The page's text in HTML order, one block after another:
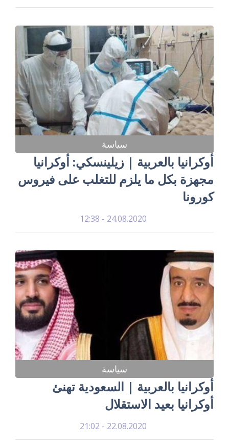
سياسة
أوكرانيا بالعربية | زيلينسكي: أوكرانيا
مجهزة بكل ما يلزم للتغلب على فيروس
كورونا
24.08.2020 - 12:38
سياسة
أوكرانيا بالعربية | السعودية تهنئ
أوكرانيا بعيد الاستقلال
22.08.2020 - 21:02